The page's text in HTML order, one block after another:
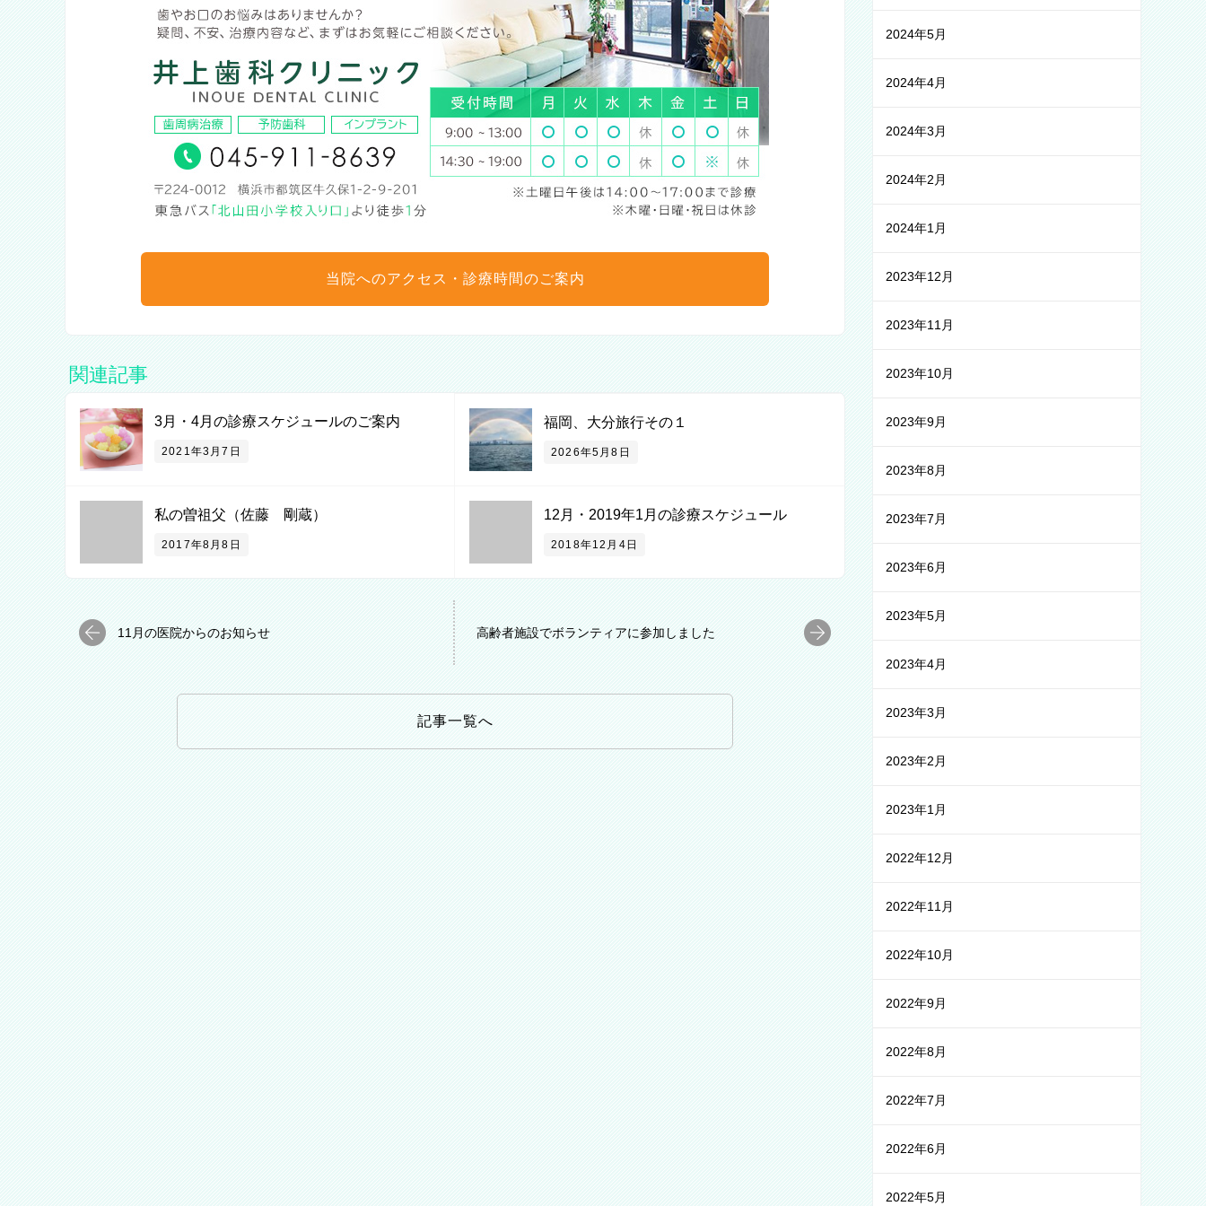
当院へのアクセス・診療時間のご案内
関連記事
3月・4月の診療スケジュールのご案内
2021年3月7日
福岡、大分旅行その１
2026年5月8日
私の曽祖父（佐藤 剛蔵）
2017年8月8日
12月・2019年1月の診療スケジュール
2018年12月4日
11月の医院からのお知らせ 高齢者施設でボランティアに参加しました
記事一覧へ
2024年5月
2024年4月
2024年3月
2024年2月
2024年1月
2023年12月
2023年11月
2023年10月
2023年9月
2023年8月
2023年7月
2023年6月
2023年5月
2023年4月
2023年3月
2023年2月
2023年1月
2022年12月
2022年11月
2022年10月
2022年9月
2022年8月
2022年7月
2022年6月
2022年5月